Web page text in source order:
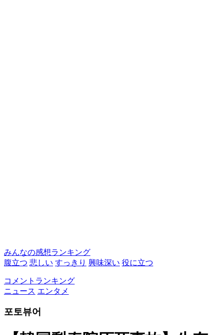
みんなの感想ランキング
腹立つ 悲しい すっきり 興味深い 役に立つ
コメントランキング
ニュース エンタメ
포토뷰어